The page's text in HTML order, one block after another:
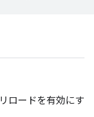
ロードを有効にす